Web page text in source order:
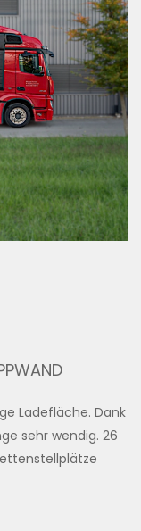
Ladefläche. Dank
sehr wendig. 26